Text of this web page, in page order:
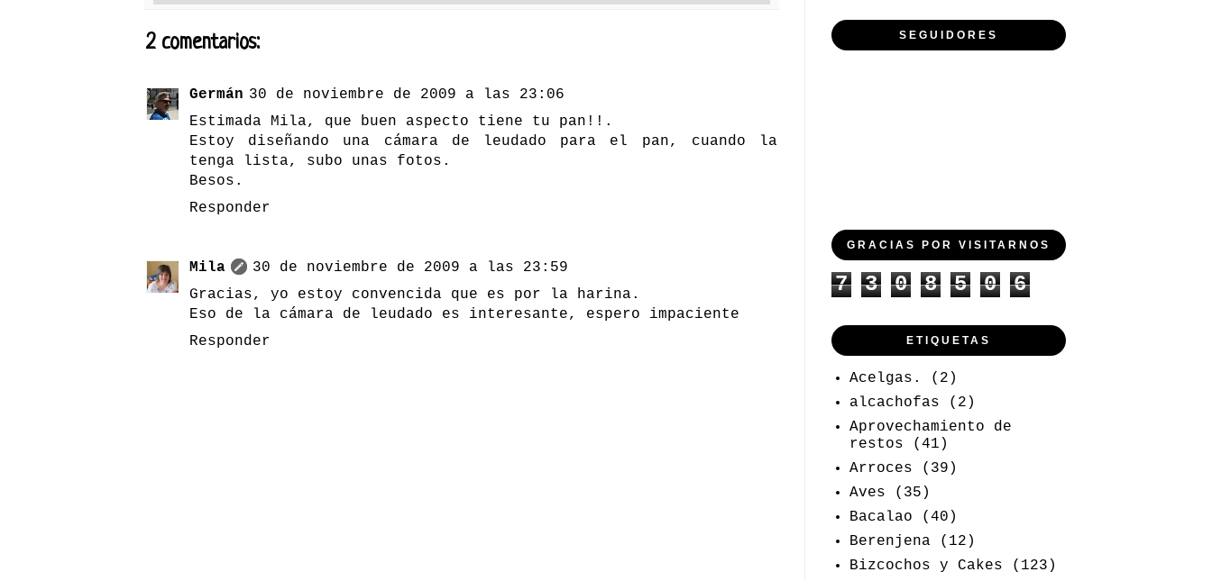
2 comentarios:
Germán 30 de noviembre de 2009 a las 23:06
Estimada Mila, que buen aspecto tiene tu pan!!.
Estoy diseñando una cámara de leudado para el pan, cuando la
tenga lista, subo unas fotos.
Besos.
Responder
Mila
30 de noviembre de 2009 a las 23:59
Gracias, yo estoy convencida que es por la harina.
Eso de la cámara de leudado es interesante, espero impaciente
Responder
SEGUIDORES
GRACIAS POR VISITARNOS
7 3 0 8 5 0 6
ETIQUETAS
Acelgas.
(2)
alcachofas
(2)
Aprovechamiento de
restos
(41)
Arroces
(39)
Aves
(35)
Bacalao
(40)
Berenjena
(12)
Bizcochos y Cakes
(123)